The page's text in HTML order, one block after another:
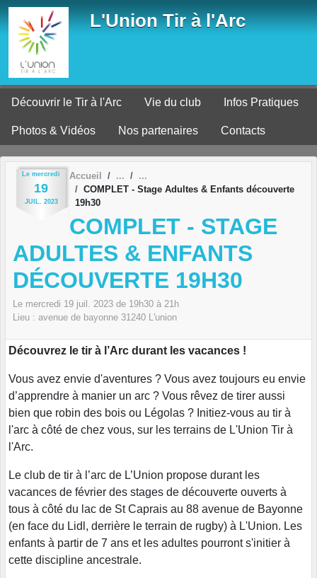
L'Union Tir à l'Arc
Découvrir le Tir à l'Arc Vie du club Infos Pratiques
Photos & Vidéos Nos partenaires Contacts
Le mercredi
19
JUIL. 2023
Accueil
COMPLET - Stage Adultes & Enfants découverte
19h30
COMPLET - STAGE
ADULTES & ENFANTS
DÉCOUVERTE 19H30
Le mercredi 19 juil. 2023 de 19h30 à 21h
Lieu : avenue de bayonne 31240 L'union
Découvrez le tir à l’Arc durant les vacances !
Vous avez envie d'aventures ? Vous avez toujours eu envie
d’apprendre à manier un arc ? Vous rêvez de tirer aussi
bien que robin des bois ou Légolas ? Initiez-vous au tir à
l'arc à côté de chez vous, sur les terrains de L'Union Tir à
l'Arc.
Le club de tir à l’arc de L’Union propose durant les
vacances de février des stages de découverte ouverts à
tous à côté du lac de St Caprais au 88 avenue de Bayonne
(en face du Lidl, derrière le terrain de rugby) à L'Union. Les
enfants à partir de 7 ans et les adultes pourront s'initier à
cette discipline ancestrale.
Panneau de gestion des cookies